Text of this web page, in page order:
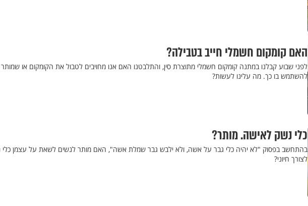
האם קומקום חשמלי חייב בטבילה?
לפני שבוע קבלנו במתנה קומקום חשמלי מתוצרת סין, והתלבטנו האם אנו מחויבים לטבול את הקומקום או שמותר
להשתמש בו כך. מה עלינו לעשות?
כלי נשק לאישה. מותר?
בהתחשב בפסוק "לא יהיה כלי גבר על אשה, ולא ילבש גבר שמלת אשה", האם מותר לנשים לשאת על עצמן כלי
לצורך חיוני?